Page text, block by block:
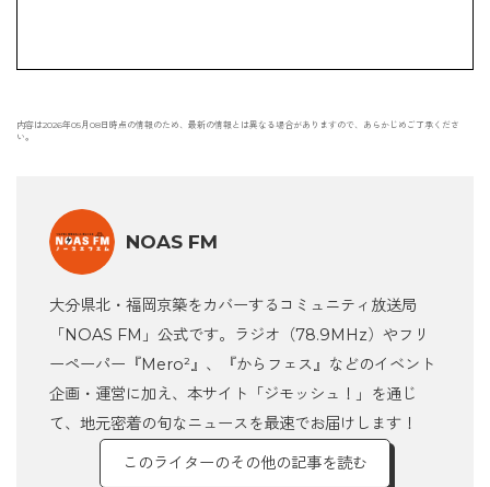
内容は2026年05月08日時点の情報のため、最新の情報とは異なる場合がありますので、あらかじめご了承くださ
い。
NOAS FM
大分県北・福岡京築をカバーするコミュニティ放送局
「NOAS FM」公式です。ラジオ（78.9MHz）やフリ
ーペーパー『Mero²』、『からフェス』などのイベント
企画・運営に加え、本サイト「ジモッシュ！」を通じ
て、地元密着の旬なニュースを最速でお届けします！
このライターのその他の記事を読む